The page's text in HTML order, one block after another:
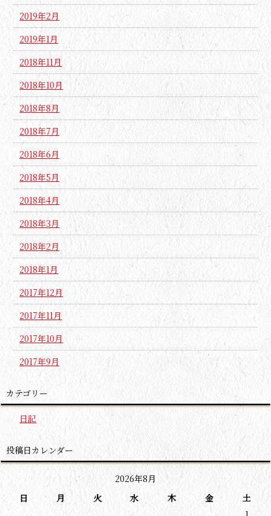
2019年2月
2019年1月
2018年11月
2018年10月
2018年8月
2018年7月
2018年6月
2018年5月
2018年4月
2018年3月
2018年2月
2018年1月
2017年12月
2017年11月
2017年10月
2017年9月
カテゴリー
日記
投稿日カレンダー
2026年8月
日
月 火 水 木 金
土